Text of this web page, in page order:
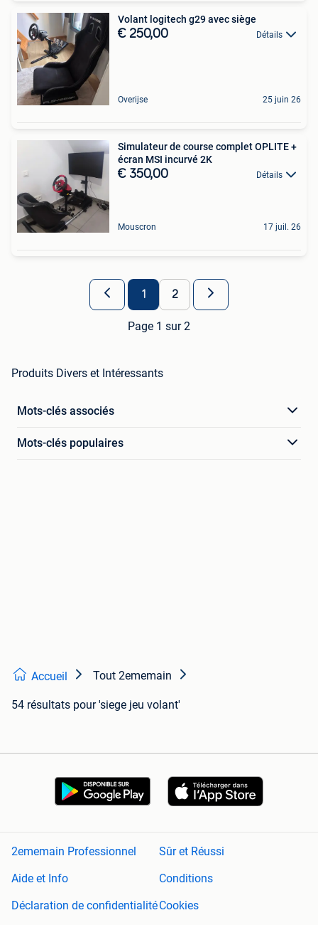
Volant logitech g29 avec siège
€ 250,00 Détails
Overijse 25 juin 26
Simulateur de course complet OPLITE +
écran MSI incurvé 2K
€ 350,00 Détails
Mouscron 17 juil. 26
1 2
Page 1 sur 2
Produits Divers et Intéressants
Mots-clés associés
Mots-clés populaires
Accueil Tout 2ememain
54 résultats pour 'siege jeu volant'
2ememain Professionnel
Sûr et Réussi
Aide et Info
Conditions
Déclaration de confidentialitéCookies